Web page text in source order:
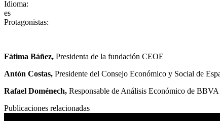
Idioma:
es
Protagonistas:
Fátima Báñez, Presidenta de la fundación CEOE
Antón Costas, Presidente del Consejo Económico y Social de
Rafael Doménech, Responsable de Análisis Económico de
Publicaciones relacionadas